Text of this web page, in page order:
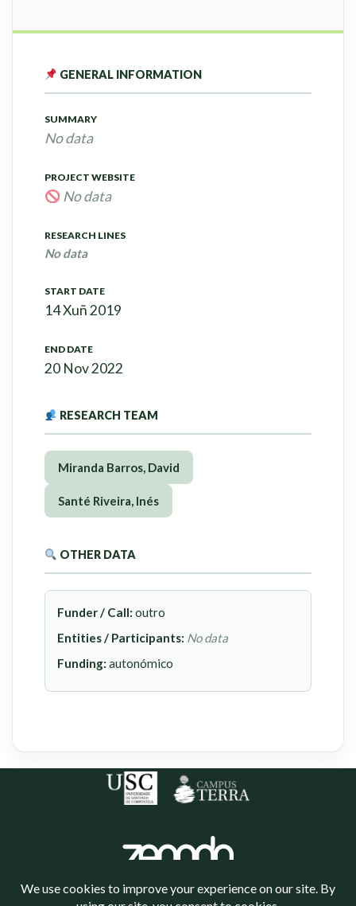
GENERAL INFORMATION
SUMMARY
No data
PROJECT WEBSITE
No data
RESEARCH LINES
No data
START DATE
14 Xuñ 2019
END DATE
20 Nov 2022
RESEARCH TEAM
Miranda Barros, David
Santé Riveira, Inés
OTHER DATA
Funder / Call: outro
Entities / Participants: No data
Funding: autonómico